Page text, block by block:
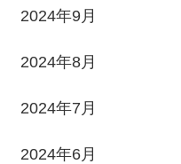
2024年9月
2024年8月
2024年7月
2024年6月